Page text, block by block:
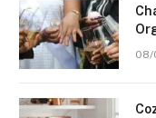
08/